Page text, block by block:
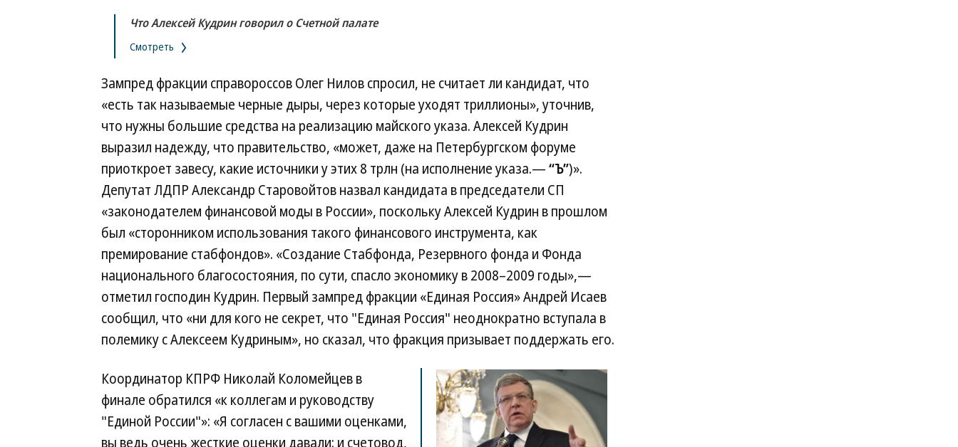
Что Алексей Кудрин говорил о Счетной палате
Смотреть
Зампред фракции справороссов Олег Нилов спросил, не считает ли кандидат, что
«есть так называемые черные дыры, через которые уходят триллионы», уточнив,
что нужны большие средства на реализацию майского указа. Алексей Кудрин
выразил надежду, что правительство, «может, даже на Петербургском форуме
приоткроет завесу, какие источники у этих 8 трлн (на исполнение указа.—“Ъ”)».
Депутат ЛДПР Александр Старовойтов назвал кандидата в председатели СП
«законодателем финансовой моды в России», поскольку Алексей Кудрин в прошлом
был «сторонником использования такого финансового инструмента, как
премирование стабфондов». «Создание Стабфонда, Резервного фонда и Фонда
национального благосостояния, по сути, спасло экономику в 2008–2009 годы»,—
отметил господин Кудрин. Первый зампред фракции «Единая Россия» Андрей Исаев
сообщил, что «ни для кого не секрет, что "Единая Россия" неоднократно вступала в
полемику с Алексеем Кудриным», но сказал, что фракция призывает поддержать его.
Координатор КПРФ Николай Коломейцев в
финале обратился «к коллегам и руководству
"Единой России"»: «Я согласен с вашими оценками,
вы ведь очень жесткие оценки давали: и счетовод,